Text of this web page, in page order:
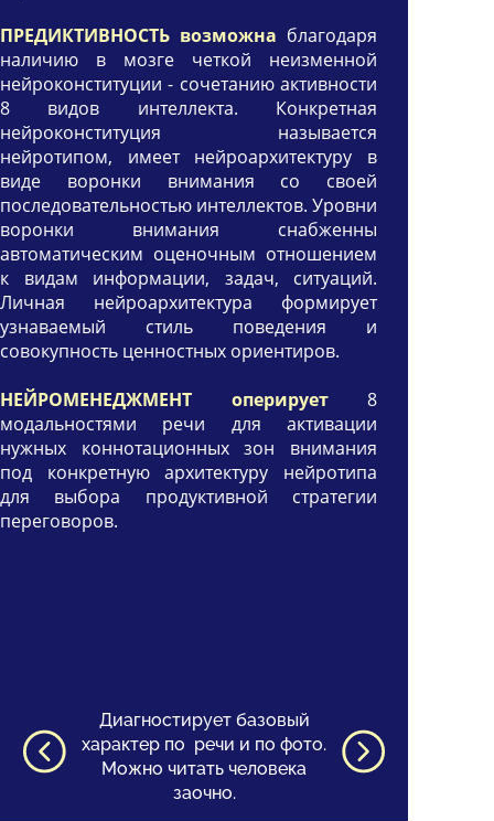
ПРЕДИКТИВНОСТЬ возможнаблагодаря
наличию в мозге четкой неизменной
нейроконституции - сочетанию активности
8 видов интеллекта. Конкретная
нейроконституция называется
нейротипом, имеет нейроархитектуру в
виде воронки внимания со своей
последовательностью интеллектов. Уровни
воронки внимания снабженны
автоматическим оценочным отношением
к видам информации, задач, ситуаций.
Личная нейроархитектура формирует
узнаваемый стиль поведения и
совокупность ценностных ориентиров.
НЕЙРОМЕНЕДЖМЕНТ оперирует8
модальностями речи для активации
нужных коннотационных зон внимания
под конкретную архитектуру нейротипа
для выбора продуктивной стратегии
переговоров.
Диагностирует базовый
характер по речи и по фото.
Можно читать человека
заочно.
открытия
когнитивной
отношения и
8 видами